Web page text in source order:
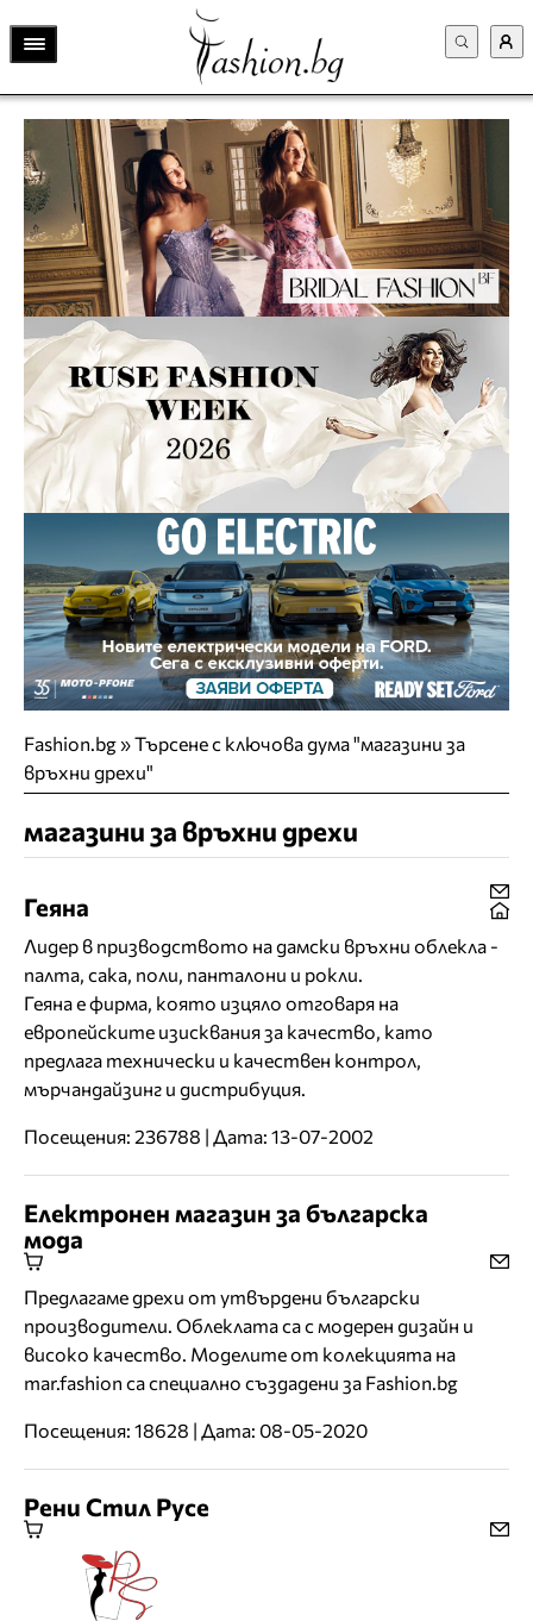
Fashion.bg»Търсене с ключова дума "магазини за
връхни дрехи"
магазини за връхни дрехи
Геяна
Лидер в призводството на дамски връхни облекла -
палта, сака, поли, панталони и рокли.
Геяна е фирма, която изцяло отговаря на
европейските изисквания за качество, като
предлага технически и качествен контрол,
мърчандайзинг и дистрибуция.
Посещения: 236788 | Дата: 13-07-2002
Електронен магазин за българска
мода
Предлагаме дрехи от утвърдени български
производители. Облеклата са с модерен дизайн и
високо качество. Моделите от колекцията на
mar.fashion са специално създадени за Fashion.bg
Посещения: 18628 | Дата: 08-05-2020
Рени Стил Русе